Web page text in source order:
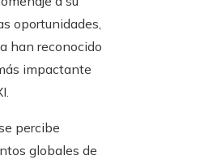
oportunidades,
han reconocido
impactante
percibe
globales de